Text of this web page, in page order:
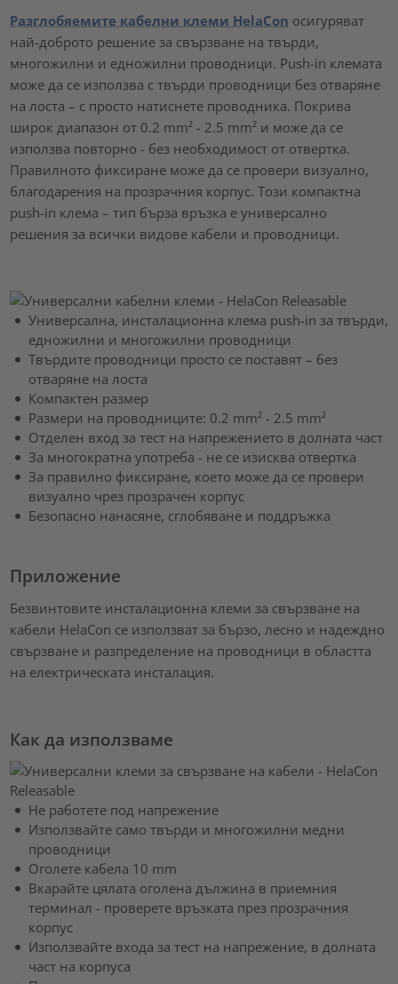
Разглобяемите кабелни клеми HelaCon осигуряват
най-доброто решение за свързване на твърди,
многожилни и едножилни проводници. Push-in клемата
може да се използва с твърди проводници без отваряне
на лоста – с просто натиснете проводника. Покрива
широк диапазон от 0.2 mm² - 2.5 mm² и може да се
използва повторно - без необходимост от отвертка.
Правилното фиксиране може да се провери визуално,
благодарения на прозрачния корпус. Този компактна
push-in клема – тип бърза връзка е универсално
решения за всички видове кабели и проводници.
Универсална, инсталационна клема push-in за твърди,
едножилни и многожилни проводници
Твърдите проводници просто се поставят – без
отваряне на лоста
Компактен размер
Размери на проводниците: 0.2 mm² - 2.5 mm²
Отделен вход за тест на напрежението в долната част
За многократна употреба - не се изисква отвертка
За правилно фиксиране, което може да се провери
визуално чрез прозрачен корпус
Безопасно нанасяне, сглобяване и поддръжка
Приложение
Безвинтовите инсталационна клеми за свързване на
кабели HelaCon се използват за бързо, лесно и надеждно
свързване и разпределение на проводници в областта
на електрическата инсталация.
Как да използваме
Не работете под напрежение
Използвайте само твърди и многожилни медни
проводници
Оголете кабела 10 mm
Вкарайте цялата оголена дължина в приемния
терминал - проверете връзката през прозрачния
корпус
Използвайте входа за тест на напрежение, в долната
част на корпуса